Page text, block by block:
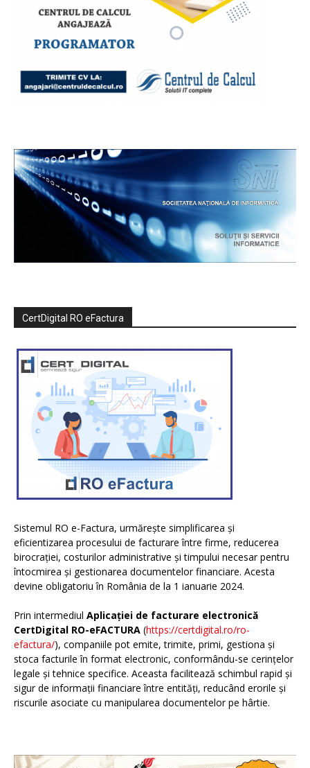
CertDigital RO eFactura
Sistemul RO e-Factura, urmărește simplificarea și
eficientizarea procesului de facturare între firme, reducerea
birocrației, costurilor administrative și timpului necesar pentru
întocmirea și gestionarea documentelor financiare. Acesta
devine obligatoriu în România de la 1 ianuarie 2024.
Prin intermediul Aplicației de facturare electronică
CertDigital RO-eFACTURA (https://certdigital.ro/ro-
efactura/), companiile pot emite, trimite, primi, gestiona și
stoca facturile în format electronic, conformându-se cerințelor
legale și tehnice specifice. Aceasta facilitează schimbul rapid și
sigur de informații financiare între entități, reducând erorile și
riscurile asociate cu manipularea documentelor pe hârtie.